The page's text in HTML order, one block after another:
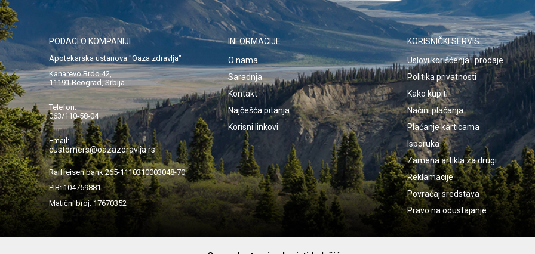
PODACI O KOMPANIJI
Apotekarska ustanova "Oaza zdravlja"
Kanarevo Brdo 42,
11191 Beograd, Srbija
Telefon:
063/110-58-04
Email:
customers@oazazdravlja.rs
Raiffeisen bank 265-1110310003048-70
PIB: 104759881
Matični broj: 17670352
INFORMACIJE
O nama
Saradnja
Kontakt
Najčešća pitanja
Korisni linkovi
KORISNIČKI SERVIS
Uslovi korišćenja i prodaje
Politika privatnosti
Kako kupiti
Načini plaćanja
Plaćanje karticama
Isporuka
Zamena artikla za drugi
Reklamacije
Povraćaj sredstava
Pravo na odustajanje